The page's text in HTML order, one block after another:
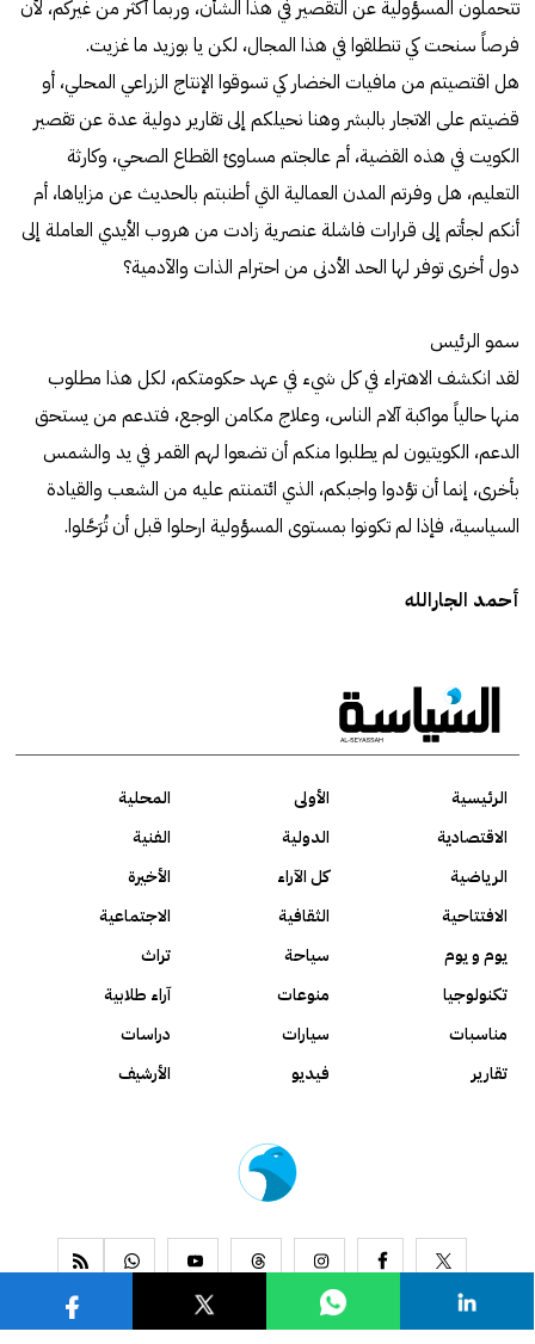
تتحملون المسؤولية عن التقصير في هذا الشأن، وربما أكثر من غيركم، لأن
فرصاً سنحت كي تنطلقوا في هذا المجال، لكن يا بوزيد ما غزيت.
هل اقتصيتم من مافيات الخضار كي تسوقوا الإنتاج الزراعي المحلي، أو
قضيتم على الاتجار بالبشر وهنا نحيلكم إلى تقارير دولية عدة عن تقصير
الكويت في هذه القضية، أم عالجتم مساوئ القطاع الصحي، وكارثة
التعليم، هل وفرتم المدن العمالية التي أطنبتم بالحديث عن مزاياها، أم
أنكم لجأتم إلى قرارات فاشلة عنصرية زادت من هروب الأيدي العاملة إلى
دول أخرى توفر لها الحد الأدنى من احترام الذات والآدمية؟
سمو الرئيس
لقد انكشف الاهتراء في كل شيء في عهد حكومتكم، لكل هذا مطلوب
منها حالياً مواكبة آلام الناس، وعلاج مكامن الوجع، فتدعم من يستحق
الدعم، الكويتيون لم يطلبوا منكم أن تضعوا لهم القمر في يد والشمس
بأخرى، إنما أن تؤدوا واجبكم، الذي ائتمنتم عليه من الشعب والقيادة
السياسية، فإذا لم تكونوا بمستوى المسؤولية ارحلوا قبل أن تُرَحَّلوا.
أحمد الجارالله
الرئيسية الأولى
المحلية
الاقتصادية
الدولية
الفنية
الرياضية
كل الآراء
الأخيرة
الافتتاحية
الثقافية
الاجتماعية
يوم و يوم
سياحة
تراث
تكنولوجيا
منوعات
آراء طلابية
مناسبات
سيارات
دراسات
تقارير
فيديو الأرشيف